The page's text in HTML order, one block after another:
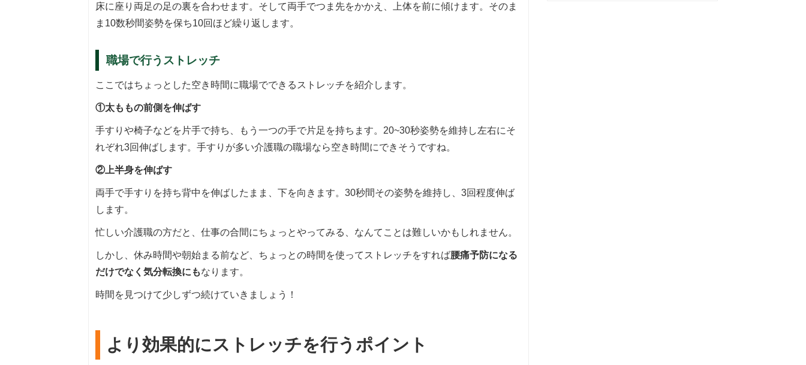
床に座り両足の足の裏を合わせます。そして両手でつま先をかかえ、上体を前に傾けます。そのま
ま10数秒間姿勢を保ち10回ほど繰り返します。
職場で行うストレッチ
ここではちょっとした空き時間に職場でできるストレッチを紹介します。
①太ももの前側を伸ばす
手すりや椅子などを片手で持ち、もう一つの手で片足を持ちます。20~30秒姿勢を維持し左右にそ
れぞれ3回伸ばします。手すりが多い介護職の職場なら空き時間にできそうですね。
②上半身を伸ばす
両手で手すりを持ち背中を伸ばしたまま、下を向きます。30秒間その姿勢を維持し、3回程度伸ば
します。
忙しい介護職の方だと、仕事の合間にちょっとやってみる、なんてことは難しいかもしれません。
しかし、休み時間や朝始まる前など、ちょっとの時間を使ってストレッチをすれば腰痛予防になる
だけでなく気分転換にもなります。
時間を見つけて少しずつ続けていきましょう！
より効果的にストレッチを行うポイント